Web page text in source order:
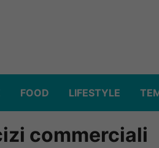
FOOD LIFESTYLE
commerciali